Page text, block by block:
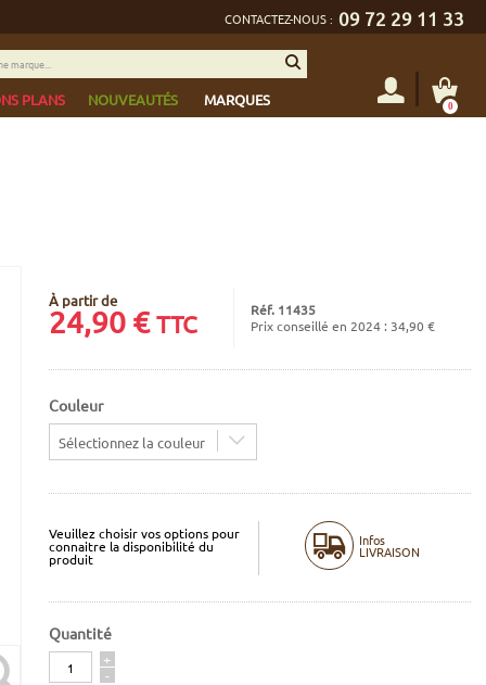
CONTACTEZ-NOUS : 09 72 29 11 33
PLANS NOUVEAUTÉS MARQUES 0
À partir de
24,90€ TTC
Réf. 11435
Prix conseillé en 2024 : 34,90 €
Couleur
Sélectionnez la couleur
Veuillez choisir vos options pour
connaitre la disponibilité du
produit
Infos
LIVRAISON
Quantité
Quantité
+
-